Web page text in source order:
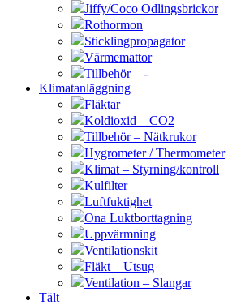
Jiffy/Coco Odlingsbrickor
Rothormon
Sticklingpropagator
Värmemattor
Tillbehör—-
Klimatanläggning
Fläktar
Koldioxid – CO2
Tillbehör – Nätkrukor
Hygrometer / Thermometer
Klimat – Styrning/kontroll
Kulfilter
Luftfuktighet
Ona Luktborttagning
Uppvärmning
Ventilationskit
Fläkt – Utsug
Ventilation – Slangar
Tält